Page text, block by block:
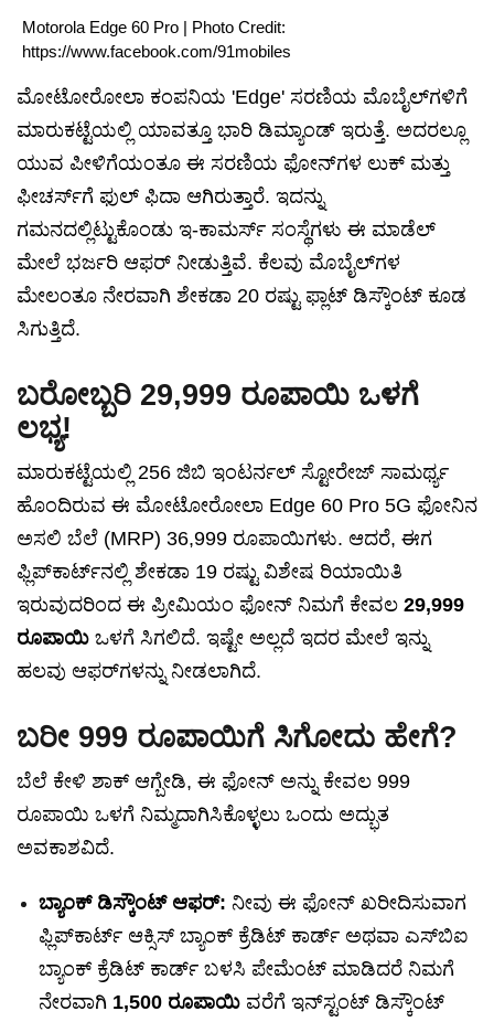
Motorola Edge 60 Pro | Photo Credit:
https://www.facebook.com/91mobiles
ಮೋಟೋರೋಲಾ ಕಂಪನಿಯ 'Edge' ಸರಣಿಯ ಮೊಬೈಲ್‌ಗಳಿಗೆ
ಮಾರುಕಟ್ಟೆಯಲ್ಲಿ ಯಾವತ್ತೂ ಭಾರಿ ಡಿಮ್ಯಾಂಡ್ ಇರುತ್ತೆ. ಅದರಲ್ಲೂ
ಯುವ ಪೀಳಿಗೆಯಂತೂ ಈ ಸರಣಿಯ ಫೋನ್‌ಗಳ ಲುಕ್ ಮತ್ತು
ಫೀಚರ್ಸ್‌ಗೆ ಫುಲ್ ಫಿದಾ ಆಗಿರುತ್ತಾರೆ. ಇದನ್ನು
ಗಮನದಲ್ಲಿಟ್ಟುಕೊಂಡು ಇ-ಕಾಮರ್ಸ್ ಸಂಸ್ಥೆಗಳು ಈ ಮಾಡೆಲ್
ಮೇಲೆ ಭರ್ಜರಿ ಆಫರ್ ನೀಡುತ್ತಿವೆ. ಕೆಲವು ಮೊಬೈಲ್‌ಗಳ
ಮೇಲಂತೂ ನೇರವಾಗಿ ಶೇಕಡಾ 20 ರಷ್ಟು ಫ್ಲಾಟ್ ಡಿಸ್ಕೌಂಟ್ ಕೂಡ
ಸಿಗುತ್ತಿದೆ.
ಬರೋಬ್ಬರಿ 29,999 ರೂಪಾಯಿ ಒಳಗೆ
ಲಭ್ಯ!
ಮಾರುಕಟ್ಟೆಯಲ್ಲಿ 256 ಜಿಬಿ ಇಂಟರ್ನಲ್ ಸ್ಟೋರೇಜ್ ಸಾಮರ್ಥ್ಯ
ಹೊಂದಿರುವ ಈ ಮೋಟೋರೋಲಾ Edge 60 Pro 5G ಫೋನಿನ
ಅಸಲಿ ಬೆಲೆ (MRP) 36,999 ರೂಪಾಯಿಗಳು. ಆದರೆ, ಈಗ
ಫ್ಲಿಪ್‌ಕಾರ್ಟ್‌ನಲ್ಲಿ ಶೇಕಡಾ 19 ರಷ್ಟು ವಿಶೇಷ ರಿಯಾಯಿತಿ
ಇರುವುದರಿಂದ ಈ ಪ್ರೀಮಿಯಂ ಫೋನ್ ನಿಮಗೆ ಕೇವಲ 29,999
ರೂಪಾಯಿ ಒಳಗೆ ಸಿಗಲಿದೆ. ಇಷ್ಟೇ ಅಲ್ಲದೆ ಇದರ ಮೇಲೆ ಇನ್ನು
ಹಲವು ಆಫರ್‌ಗಳನ್ನು ನೀಡಲಾಗಿದೆ.
ಬರೀ 999 ರೂಪಾಯಿಗೆ ಸಿಗೋದು ಹೇಗೆ?
ಬೆಲೆ ಕೇಳಿ ಶಾಕ್ ಆಗ್ಬೇಡಿ, ಈ ಫೋನ್‌ ಅನ್ನು ಕೇವಲ 999
ರೂಪಾಯಿ ಒಳಗೆ ನಿಮ್ಮದಾಗಿಸಿಕೊಳ್ಳಲು ಒಂದು ಅದ್ಭುತ
ಅವಕಾಶವಿದೆ.
ಬ್ಯಾಂಕ್ ಡಿಸ್ಕೌಂಟ್ ಆಫರ್: ನೀವು ಈ ಫೋನ್ ಖರೀದಿಸುವಾಗ
ಫ್ಲಿಪ್‌ಕಾರ್ಟ್ ಆಕ್ಸಿಸ್ ಬ್ಯಾಂಕ್ ಕ್ರೆಡಿಟ್ ಕಾರ್ಡ್ ಅಥವಾ ಎಸ್‌ಬಿಐ
ಬ್ಯಾಂಕ್ ಕ್ರೆಡಿಟ್ ಕಾರ್ಡ್ ಬಳಸಿ ಪೇಮೆಂಟ್ ಮಾಡಿದರೆ ನಿಮಗೆ
ನೇರವಾಗಿ 1,500 ರೂಪಾಯಿ ವರೆಗೆ ಇನ್‌ಸ್ಟಂಟ್ ಡಿಸ್ಕೌಂಟ್